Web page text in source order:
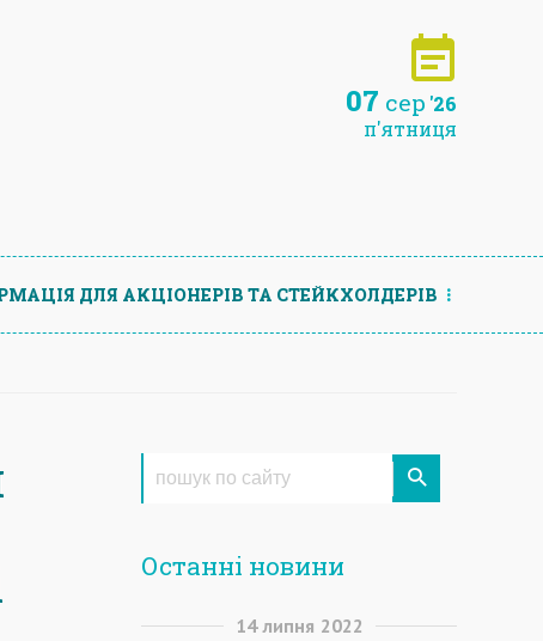
07 сер '26
п'ятниця
ДЛЯ АКЦIОНЕРIВ ТА СТЕЙКХОЛДЕРIВ
Останні новини
14 липня 2022